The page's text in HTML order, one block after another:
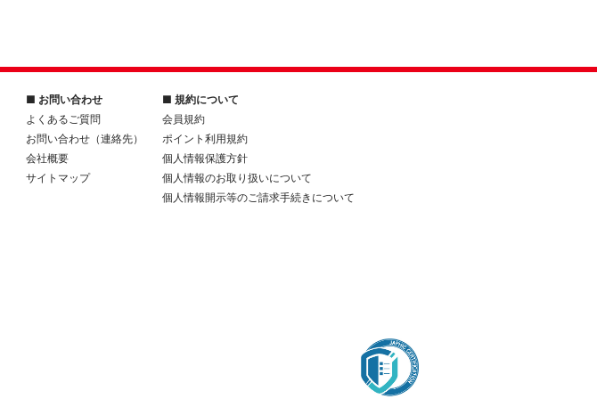
■ お問い合わせ
よくあるご質問
お問い合わせ（連絡先）
会社概要
サイトマップ
■ 規約について
会員規約
ポイント利用規約
個人情報保護方針
個人情報のお取り扱いについて
個人情報開示等のご請求手続きについて